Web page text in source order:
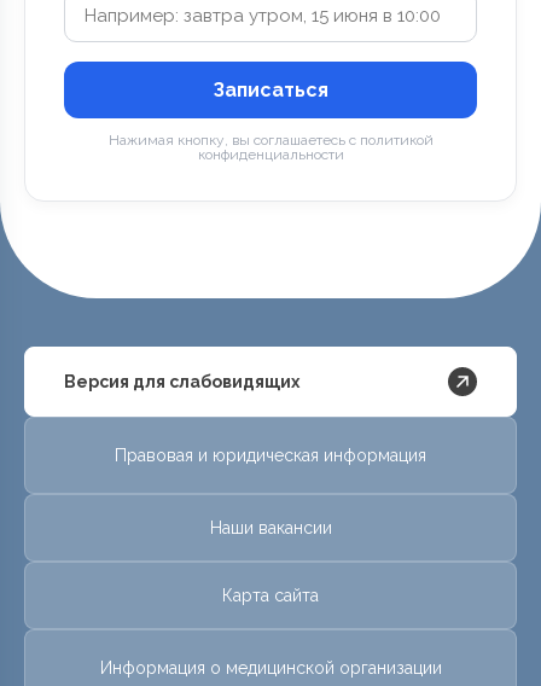
Записаться
Нажимая кнопку, вы соглашаетесь с политикой
конфиденциальности
Версия для слабовидящих
Правовая и юридическая информация
Наши вакансии
Карта сайта
Информация о медицинской организации